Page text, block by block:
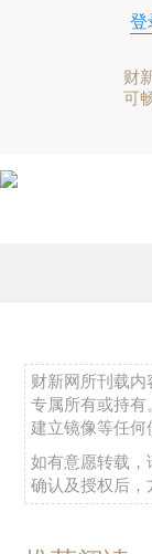
登
财
可
财新网所刊载
专属所有或持有
建立镜像等任何
如有意愿转载，
确认及授权后，